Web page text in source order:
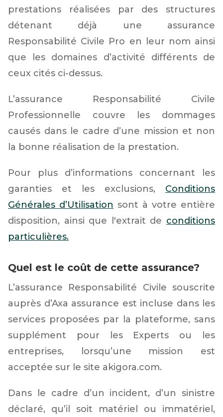
prestations réalisées par des structures
détenant déjà une assurance
Responsabilité Civile Pro en leur nom ainsi
que les domaines d’activité différents de
ceux cités ci-dessus.
L’assurance Responsabilité Civile
Professionnelle couvre les dommages
causés dans le cadre d’une mission et non
la bonne réalisation de la prestation.
Pour plus d’informations concernant les
garanties et les exclusions, Conditions
Générales d’Utilisation sont à votre entière
disposition, ainsi que l'extrait de conditions
particulières.
Quel est le coût de cette assurance?
L’assurance Responsabilité Civile souscrite
auprès d’Axa assurance est incluse dans les
services proposées par la plateforme, sans
supplément pour les Experts ou les
entreprises, lorsqu’une mission est
acceptée sur le site akigora.com.
Dans le cadre d’un incident, d’un sinistre
déclaré, qu’il soit matériel ou immatériel,